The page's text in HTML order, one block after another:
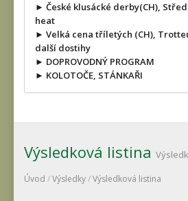
► České klusácké derby(CH),
heat
► Velká cena tříletých (CH),
další dostihy
► DOPROVODNÝ PROGRAM
► KOLOTOČE, STÁNKAŘI
Výsledková listina
Úvod /Výsledky/Výsledková listina